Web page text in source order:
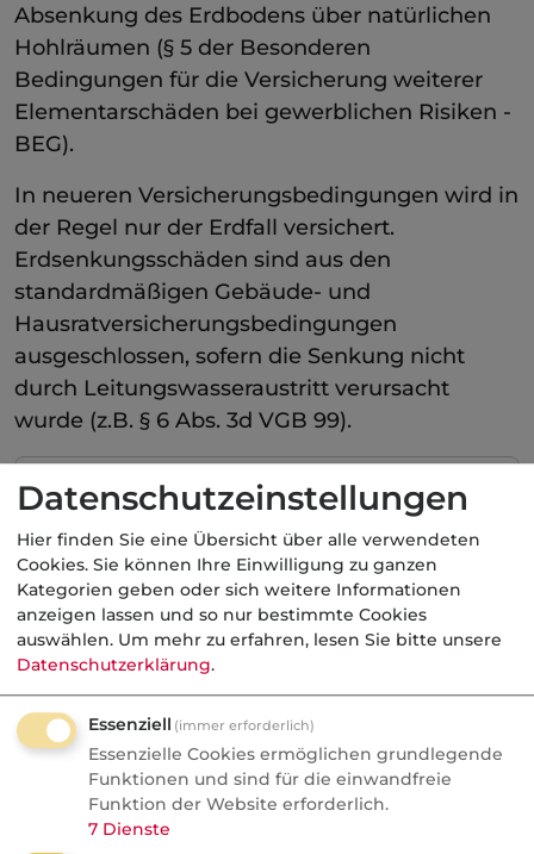
Absenkung des Erdbodens über natürlichen
Hohlräumen (§ 5 der Besonderen
Bedingungen für die Versicherung weiterer
Elementarschäden bei gewerblichen Risiken -
BEG).
In neueren Versicherungsbedingungen wird in
der Regel nur der Erdfall versichert.
Erdsenkungsschäden sind aus den
standardmäßigen Gebäude- und
Hausratversicherungsbedingungen
ausgeschlossen, sofern die Senkung nicht
durch Leitungswasseraustritt verursacht
wurde (z.B. § 6 Abs. 3d VGB 99).
Nicht industrielle Betriebsversicherung
Private Sachversicherungen
AktuelleNachrichten
fundresearch
Wenn der Hebel
Datenschutzeinstellungen
Hier finden Sie eine Übersicht über alle verwendeten
Cookies. Sie können Ihre Einwilligung zu ganzen
Kategorien geben oder sich weitere Informationen
anzeigen lassen und so nur bestimmte Cookies
auswählen. Um mehr zu erfahren, lesen Sie bitte unsere
Datenschutzerklärung.
Essenziell (immer erforderlich)
Essenzielle Cookies ermöglichen grundlegende
Funktionen und sind für die einwandfreie
Funktion der Website erforderlich.
7 Dienste